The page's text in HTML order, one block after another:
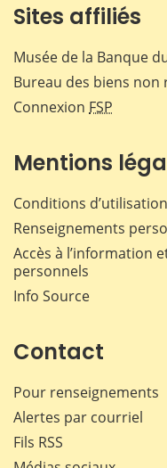
Sites affiliés
Musée de la Banque
Bureau des biens non
Connexion FSP
Mentions
Conditions d’utilisation
Renseignements
Accès à l’information
personnels
Info Source
Contact
Pour renseignements
Alertes par courriel
Fils RSS